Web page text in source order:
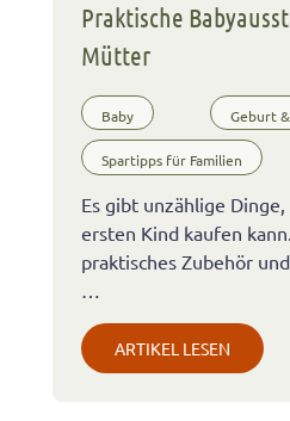
Praktische
Mütter
Baby Geburt
Spartipps für Familien
Es gibt unzählige
ersten Kind kaufen
praktisches Zubehör
ARTIKEL LESEN